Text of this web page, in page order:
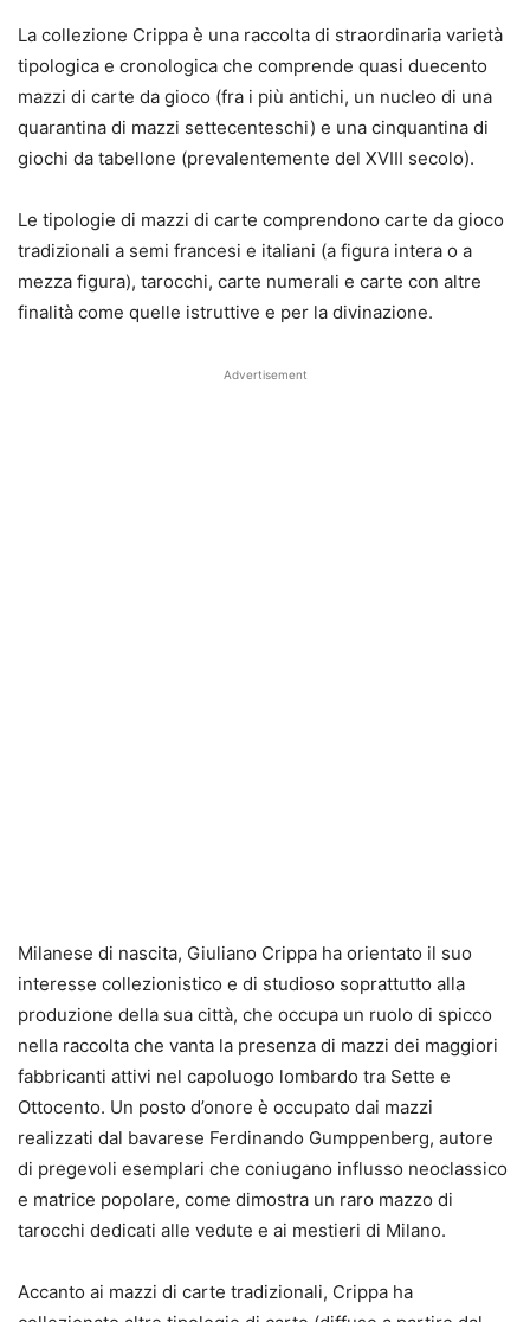
La collezione Crippa è una raccolta di straordinaria varietà
tipologica e cronologica che comprende quasi duecento
mazzi di carte da gioco (fra i più antichi, un nucleo di una
quarantina di mazzi settecenteschi) e una cinquantina di
giochi da tabellone (prevalentemente del XVIII secolo).
Le tipologie di mazzi di carte comprendono carte da gioco
tradizionali a semi francesi e italiani (a figura intera o a
mezza figura), tarocchi, carte numerali e carte con altre
finalità come quelle istruttive e per la divinazione.
Advertisement
Milanese di nascita, Giuliano Crippa ha orientato il suo
interesse collezionistico e di studioso soprattutto alla
produzione della sua città, che occupa un ruolo di spicco
nella raccolta che vanta la presenza di mazzi dei maggiori
fabbricanti attivi nel capoluogo lombardo tra Sette e
Ottocento. Un posto d’onore è occupato dai mazzi
realizzati dal bavarese Ferdinando Gumppenberg, autore
di pregevoli esemplari che coniugano influsso neoclassico
e matrice popolare, come dimostra un raro mazzo di
tarocchi dedicati alle vedute e ai mestieri di Milano.
Accanto ai mazzi di carte tradizionali, Crippa ha